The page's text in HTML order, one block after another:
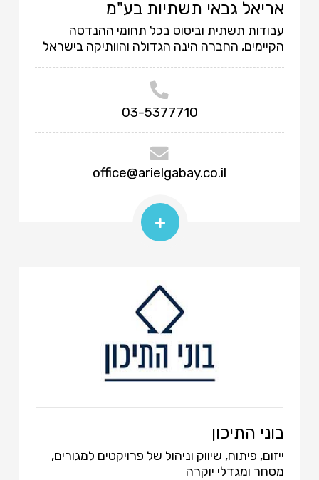
אריאל גבאי תשתיות בע"מ
עבודות תשתית וביסוס בכל תחומי ההנדסה
הקיימים, החברה הינה הגדולה והוותיקה בישראל
03-5377710
office@arielgabay.co.il
+
בוני התיכון
ייזום, פיתוח, שיווק וניהול של פרויקטים למגורים,
מסחר ומגדלי יוקרה